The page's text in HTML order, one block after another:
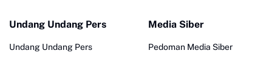
Undang Undang Pers
Undang Undang Pers
Media Siber
Pedoman Media Siber